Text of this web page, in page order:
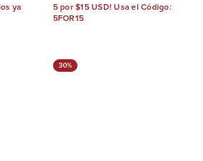
ya
5 por $15 USD! Usa el Código:
5FOR15
30%